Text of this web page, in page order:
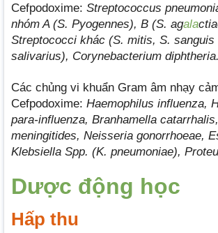
Cefpodoxime: Streptococcus
nhóm A (S. Pyogennes), B (S. agala
Streptococci khác (S. mitis, S. sanguis
salivarius), Corynebacterium diphtheria.
Các chủng vi khuẩn Gram âm nhạy
Cefpodoxime: Haemophilus influenza,
para-influenza, Branhamella
meningitides, Neisseria gonorrhoeae,
Klebsiella Spp. (K. pneumoniae),
Dược động học
Hấp thu